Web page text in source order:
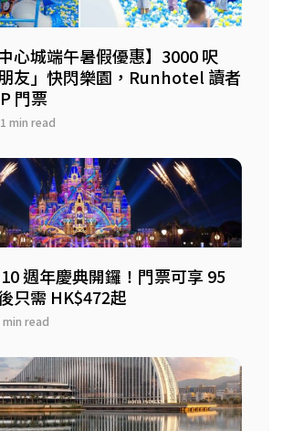
心城端午暑假優惠】3000 呎
朋友」快閃樂園，Runhotel 讀者
門票
1 min read
週年慶典開鑼！門票可享 95
只需 HK$472起
min read